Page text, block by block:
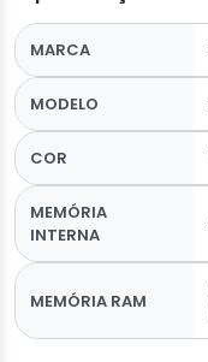
MARCA
MODELO
COR
MEMÓRIA
INTERNA
MEMÓRIA RAM